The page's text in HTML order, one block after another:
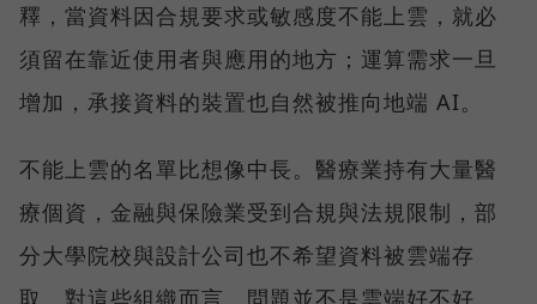
釋，當資料因合規要求或敏感度不能上雲，就必
須留在靠近使用者與應用的地方；運算需求一旦
增加，承接資料的裝置也自然被推向地端 AI。
不能上雲的名單比想像中長。醫療業持有大量醫
療個資，金融與保險業受到合規與法規限制，部
分大學院校與設計公司也不希望資料被雲端存